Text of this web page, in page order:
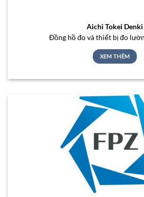
Aichi Tokei Denki
Đồng hồ đo và thiết bị đo
XEM THÊM